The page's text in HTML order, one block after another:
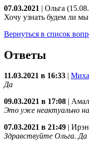
07.03.2021 | Ольга
Хочу узнать будем ли
Вернуться в список
Ответы
11.03.2021 в 16:33
Да
09.03.2021 в 17:08
Это уже неактуально на
07.03.2021 в 21:49
Здравствуйте Ольга.